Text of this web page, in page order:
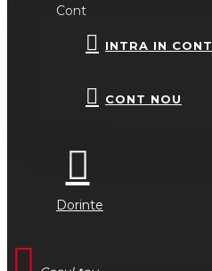
Cont
INTRA IN CONT
CONT NOU
Dorinte